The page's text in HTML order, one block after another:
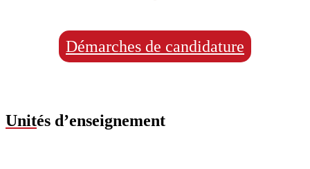
Démarches de candidature
Unités d’enseignement